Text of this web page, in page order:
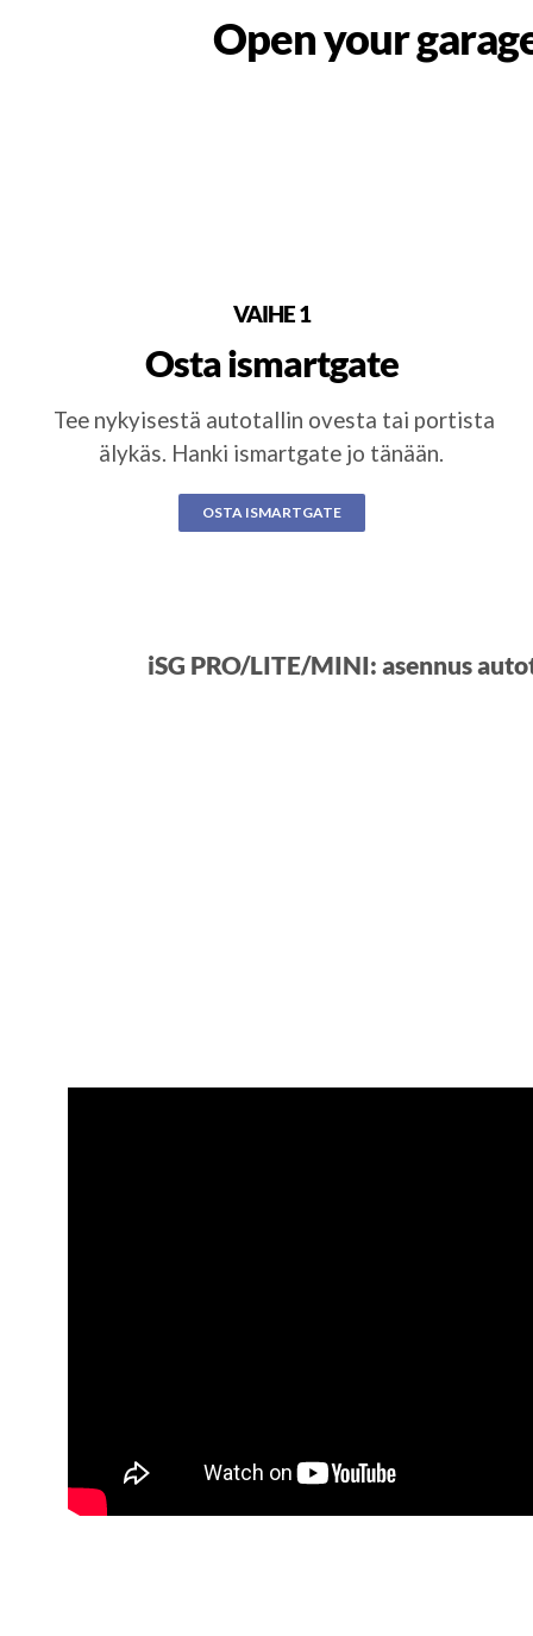
Open your
VAIHE 1
Osta ismartgate
Tee nykyisestä autotallin ovesta tai portista
älykäs. Hanki ismartgate jo tänään.
OSTA ISMARTGATE
iSG PRO/LITE/MINI: asennus